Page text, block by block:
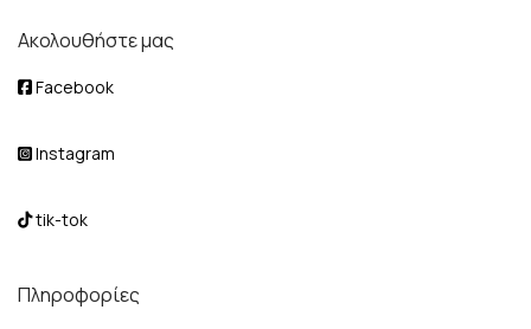
Ακολουθήστε μας
Facebook
Instagram
tik-tok
Πληροφορίες